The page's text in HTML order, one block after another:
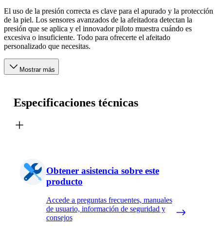
El uso de la presión correcta es clave para el apurado y la protección
de la piel. Los sensores avanzados de la afeitadora detectan la
presión que se aplica y el innovador piloto muestra cuándo es
excesiva o insuficiente. Todo para ofrecerte el afeitado
personalizado que necesitas.
Mostrar más
Especificaciones técnicas
Obtener asistencia sobre este
producto
Accede a preguntas frecuentes, manuales
de usuario, información de seguridad y
consejos